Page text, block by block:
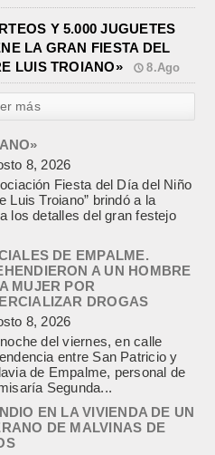
Y 5.000 JUGUETES
LA GRAN FIESTA DEL
LUIS TROIANO»
8.Ago
más
DE EMPALME.
A UN HOMBRE
MUJER POR
DROGAS
8, 2026
del viernes, en calle
entre San Patricio y
de Empalme, personal de
Segunda...
EN LA VIVIENDA DE UN
DE MALVINAS DE
7, 2026
fueron requeridos los
Voluntarios, debido al
declarado en la vivienda de
Caminos 1.200,